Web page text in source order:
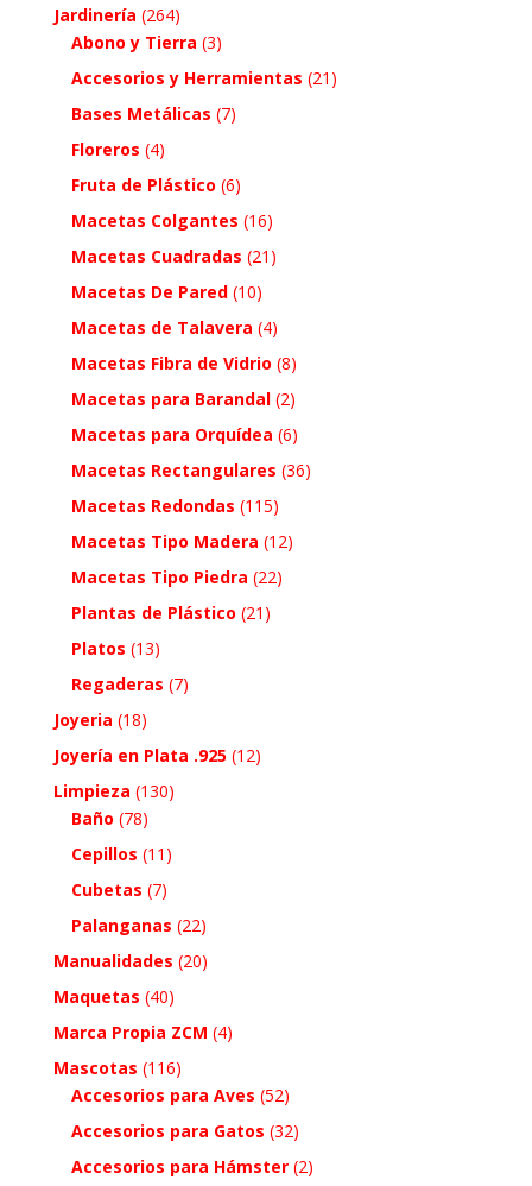
Jardinería (264)
Abono y Tierra (3)
Accesorios y Herramientas (21)
Bases Metálicas (7)
Floreros (4)
Fruta de Plástico (6)
Macetas Colgantes (16)
Macetas Cuadradas (21)
Macetas De Pared (10)
Macetas de Talavera (4)
Macetas Fibra de Vidrio (8)
Macetas para Barandal (2)
Macetas para Orquídea (6)
Macetas Rectangulares (36)
Macetas Redondas (115)
Macetas Tipo Madera (12)
Macetas Tipo Piedra (22)
Plantas de Plástico (21)
Platos (13)
Regaderas (7)
Joyeria (18)
Joyería en Plata .925 (12)
Limpieza (130)
Baño (78)
Cepillos (11)
Cubetas (7)
Palanganas (22)
Manualidades (20)
Maquetas (40)
Marca Propia ZCM (4)
Mascotas (116)
Accesorios para Aves (52)
Accesorios para Gatos (32)
Accesorios para Hámster (2)